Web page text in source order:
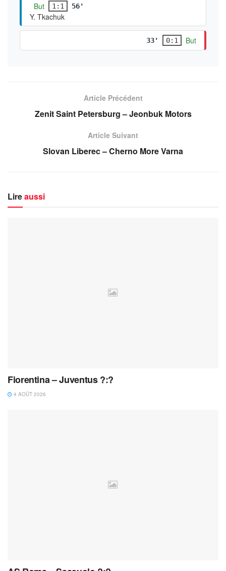
But 1:1 56'
Y. Tkachuk
33' 0:1 But
Article Précédent
Zenit Saint Petersburg – Jeonbuk Motors
Article Suivant
Slovan Liberec – Cherno More Varna
Lireaussi
Fiorentina – Juventus ?:?
4 AOÛT 2026